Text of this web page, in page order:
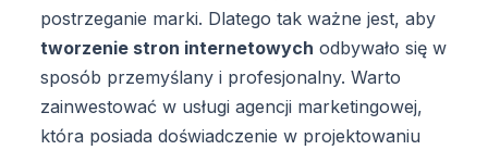
postrzeganie marki. Dlatego tak ważne jest, aby
tworzenie stron internetowych odbywało się w
sposób przemyślany i profesjonalny. Warto
zainwestować w usługi agencji marketingowej,
która posiada doświadczenie w projektowaniu